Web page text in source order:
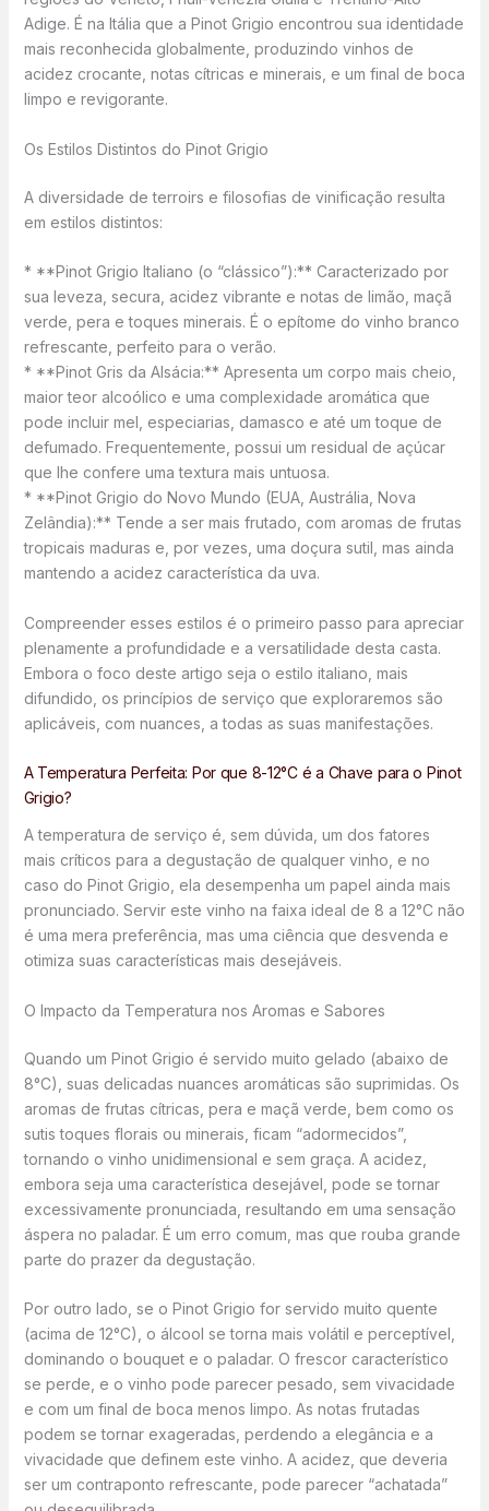
Adige. É na Itália que a Pinot Grigio encontrou sua identidade
mais reconhecida globalmente, produzindo vinhos de
acidez crocante, notas cítricas e minerais, e um final de boca
limpo e revigorante.
Os Estilos Distintos do Pinot Grigio
A diversidade de terroirs e filosofias de vinificação resulta
em estilos distintos:
* **Pinot Grigio Italiano (o “clássico”):** Caracterizado por
sua leveza, secura, acidez vibrante e notas de limão, maçã
verde, pera e toques minerais. É o epítome do vinho branco
refrescante, perfeito para o verão.
* **Pinot Gris da Alsácia:** Apresenta um corpo mais cheio,
maior teor alcoólico e uma complexidade aromática que
pode incluir mel, especiarias, damasco e até um toque de
defumado. Frequentemente, possui um residual de açúcar
que lhe confere uma textura mais untuosa.
* **Pinot Grigio do Novo Mundo (EUA, Austrália, Nova
Zelândia):** Tende a ser mais frutado, com aromas de frutas
tropicais maduras e, por vezes, uma doçura sutil, mas ainda
mantendo a acidez característica da uva.
Compreender esses estilos é o primeiro passo para apreciar
plenamente a profundidade e a versatilidade desta casta.
Embora o foco deste artigo seja o estilo italiano, mais
difundido, os princípios de serviço que exploraremos são
aplicáveis, com nuances, a todas as suas manifestações.
A Temperatura Perfeita: Por que 8-12°C é a Chave para o Pinot
Grigio?
A temperatura de serviço é, sem dúvida, um dos fatores
mais críticos para a degustação de qualquer vinho, e no
caso do Pinot Grigio, ela desempenha um papel ainda mais
pronunciado. Servir este vinho na faixa ideal de 8 a 12°C não
é uma mera preferência, mas uma ciência que desvenda e
otimiza suas características mais desejáveis.
O Impacto da Temperatura nos Aromas e Sabores
Quando um Pinot Grigio é servido muito gelado (abaixo de
8°C), suas delicadas nuances aromáticas são suprimidas. Os
aromas de frutas cítricas, pera e maçã verde, bem como os
sutis toques florais ou minerais, ficam “adormecidos”,
tornando o vinho unidimensional e sem graça. A acidez,
embora seja uma característica desejável, pode se tornar
excessivamente pronunciada, resultando em uma sensação
áspera no paladar. É um erro comum, mas que rouba grande
parte do prazer da degustação.
Por outro lado, se o Pinot Grigio for servido muito quente
(acima de 12°C), o álcool se torna mais volátil e perceptível,
dominando o bouquet e o paladar. O frescor característico
se perde, e o vinho pode parecer pesado, sem vivacidade
e com um final de boca menos limpo. As notas frutadas
podem se tornar exageradas, perdendo a elegância e a
vivacidade que definem este vinho. A acidez, que deveria
ser um contraponto refrescante, pode parecer “achatada”